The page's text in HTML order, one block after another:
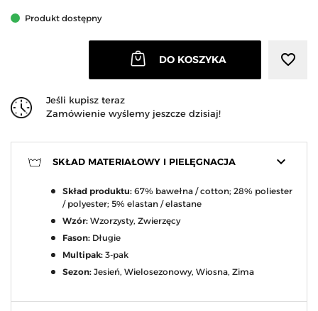
Produkt dostępny
DO KOSZYKA favorite_border
Jeśli kupisz teraz
Zamówienie wyślemy jeszcze dzisiaj!
keyboard_arrow_down
SKŁAD MATERIAŁOWY I PIELĘGNACJA
Skład produktu: 67% bawełna / cotton; 28% poliester
/ polyester; 5% elastan / elastane
Wzór: Wzorzysty, Zwierzęcy
Fason: Długie
Multipak: 3-pak
Sezon: Jesień, Wielosezonowy, Wiosna, Zima